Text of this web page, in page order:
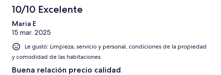
10/10 Excelente
Maria E
15 mar. 2025
Le gustó: Limpieza, servicio y personal, condiciones de la propiedad
y comodidad de las habitaciones
Buena relación precio calidad